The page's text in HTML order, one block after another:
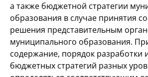
а также бюджетной стратегии
образования в случае принятия
решения представительным
муниципального образования.
содержание, порядок разработки
бюджетных стратегий разных